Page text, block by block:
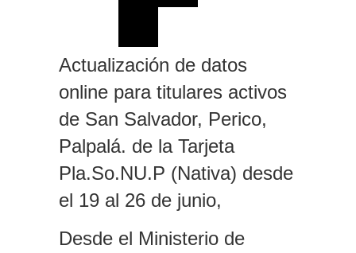
Actualización de datos
online para titulares activos
de San Salvador, Perico,
Palpalá. de la Tarjeta
Pla.So.NU.P (Nativa) desde
el 19 al 26 de junio,
Desde el Ministerio de